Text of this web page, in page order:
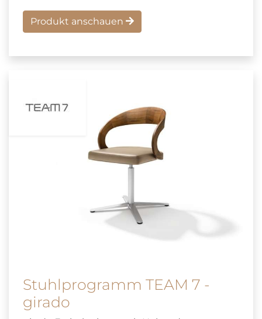
Produkt anschauen
Stuhlprogramm TEAM 7 -
girado